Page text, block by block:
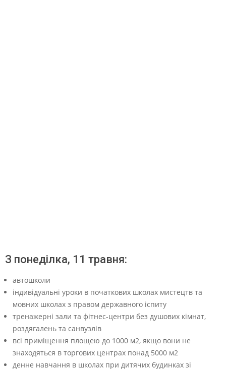
з
к
а
р
н
т
З понеділка, 11 травня:
автошколи
індивідуальні уроки в початкових школах мистецтв та
мовних школах з правом державного іспиту
тренажерні зали та фітнес-центри без душових кімнат,
роздягалень та санвузлів
всі приміщення площею до 1000 м2, якщо вони не
знаходяться в торгових центрах понад 5000 м2
денне навчання в школах при дитячих будинках зі